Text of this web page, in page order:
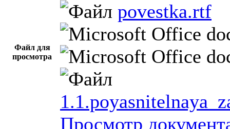
Файл для
просмотра
povestka.rtf
Просмотр